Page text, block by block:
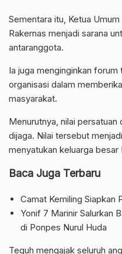
Sementara itu, Ketua
Rakernas menjadi sarana
antaranggota.
Ia juga menginginkan
organisasi dalam
masyarakat.
Menurutnya, nilai persatuan
dijaga. Nilai tersebut
menyatukan keluarga besar
Baca Juga Terbaru
Camat Kemiling Siapkan
Yonif 7 Marinir Salurkan
di Ponpes Nurul Huda
Teguh mengajak seluruh